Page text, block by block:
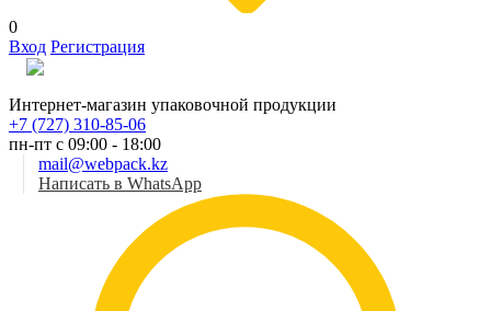
0
Вход Регистрация
Интернет-магазин упаковочной продукции
+7 (727) 310-85-06
пн-пт с 09:00 - 18:00
mail@webpack.kz
Написать в WhatsApp